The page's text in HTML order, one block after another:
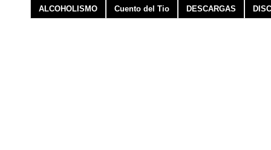
ALCOHOLISMO Cuento del Tio DESCARGAS